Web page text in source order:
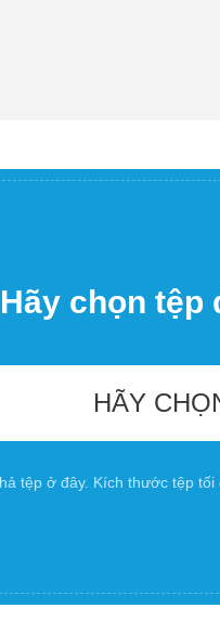
Hãy chọn tệp
HÃY
tệp ở đây. Kích thước tệp tối